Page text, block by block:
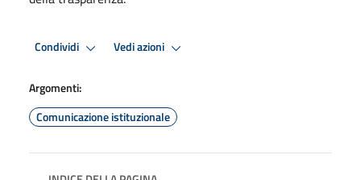
Condividi Vedi azioni
Argomenti:
Comunicazione istituzionale